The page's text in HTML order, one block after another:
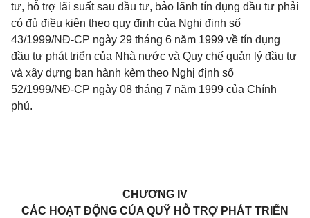
tư, hỗ trợ lãi suất sau đầu tư, bảo lãnh tín dụng đầu tư phải
có đủ điều kiện theo quy định của Nghị định số
43/1999/NĐ-CP ngày 29 tháng 6 năm 1999 về tín dụng
đầu tư phát triển của Nhà nước và Quy chế quản lý đầu tư
và xây dựng ban hành kèm theo Nghị định số
52/1999/NĐ-CP ngày 08 tháng 7 năm 1999 của Chính
phủ.
CHƯƠNG IV
CÁC HOẠT ĐỘNG CỦA QUỸ HỖ TRỢ PHÁT TRIỂN